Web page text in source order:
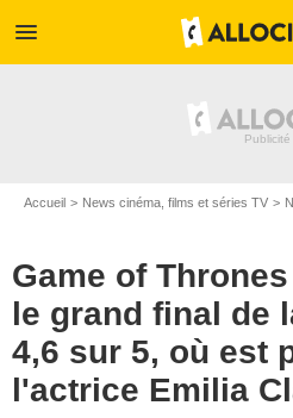
menu
Accueil News cinéma, films et séries TV
Game of
le grand final de
4,6 sur 5, où est
l'actrice Emilia